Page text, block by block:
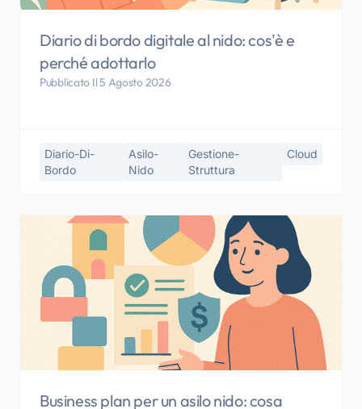
Diario di bordo digitale al nido: cos'è e
perché adottarlo
Pubblicato Il 5 Agosto 2026
Diario-Di-
Bordo
Asilo-
Nido
Gestione-
Struttura
Cloud
Business plan per un asilo nido: cosa